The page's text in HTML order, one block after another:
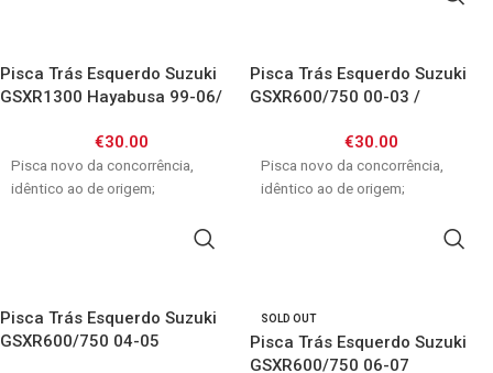
Pisca Trás Esquerdo Suzuki
GSXR1300 Hayabusa 99-06/
Srad / TL1000S / TL1000R
€30.00
Pisca novo da concorrência,
idêntico ao de origem;
Pisca Trás Esquerdo Suzuki
GSXR600/750 00-03 /
€30.00
Pisca novo da concorrência,
idêntico ao de origem;
Pisca Trás Esquerdo Suzuki
GSXR600/750 04-05
SOLD OUT
Pisca Trás Esquerdo Suzuki
GSXR600/750 06-07